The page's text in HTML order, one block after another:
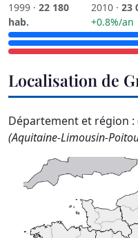
1999 · 22 180
hab.
2010 · 23
+0.8%/an
Localisation de
Département et région :
(Aquitaine-Limousin-